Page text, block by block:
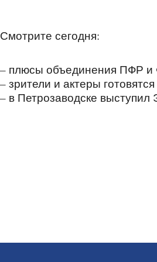
Смотрите сегодня:
– плюсы объединения ПФР и
– зрители и актеры
– в Петрозаводске